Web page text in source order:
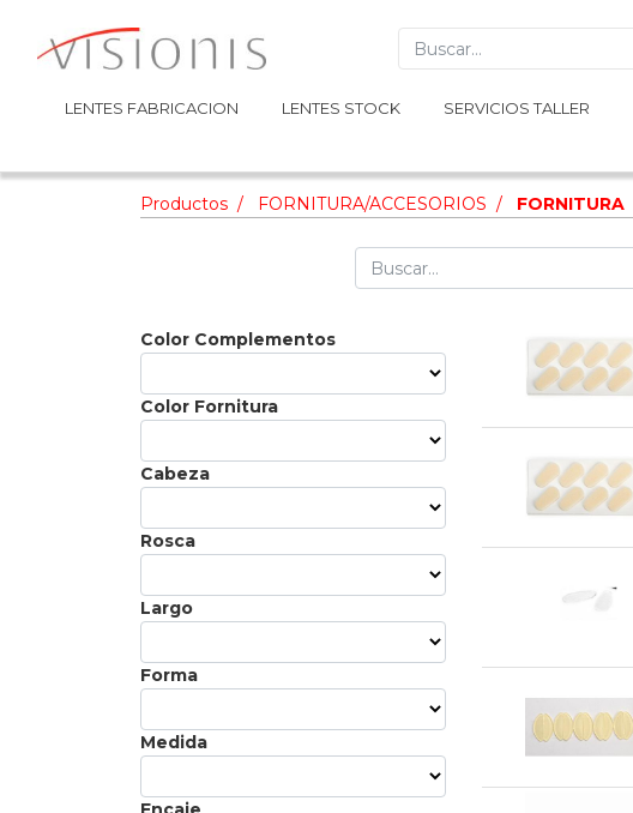
LENTES FABRICACION LENTES STOCK SERVICIOS TALLER
LENTES FABRICACION LENTES STOCK SERVICIOS TALLER
Productos FORNITURA/ACCESORIOS FORNITURA
Color Complementos
Color Fornitura
Cabeza
Rosca
Largo
Forma
Medida